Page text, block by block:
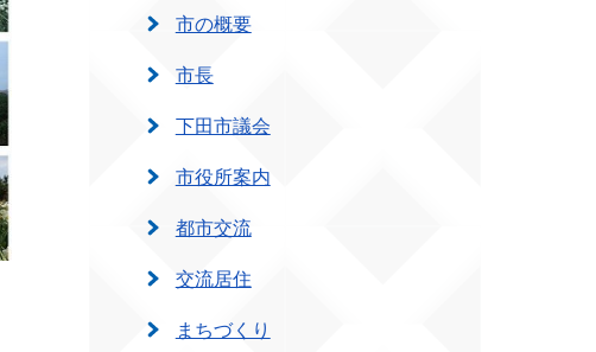
市の概要
市長
下田市議会
市役所案内
都市交流
交流居住
まちづくり